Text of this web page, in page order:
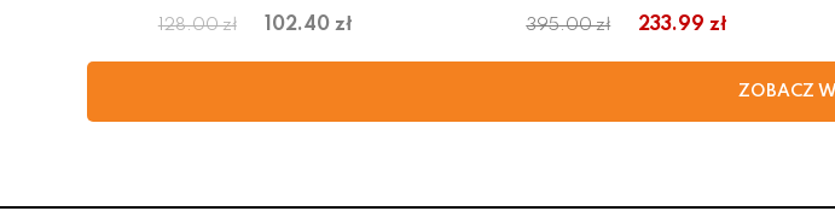
128.00 zł 102.40 zł 395.00 zł 233.99 zł